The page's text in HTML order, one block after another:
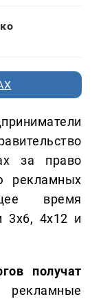
за право
рекламных
время
3х6, 4х12 и
получат